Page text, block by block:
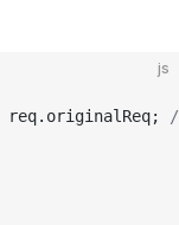
js
req.originalReq;